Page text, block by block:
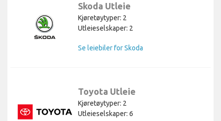
Skoda Utleie
Kjøretøytyper: 2
Utleieselskaper: 2
Se leiebiler for Skoda
Toyota Utleie
Kjøretøytyper: 2
Utleieselskaper: 6